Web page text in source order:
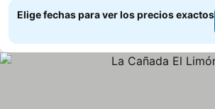
Elige fechas para ver los precios exactos